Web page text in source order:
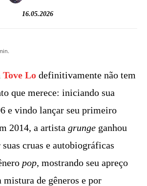
16.05.2026
Tove Lo definitivamente não tem
que merece: iniciando sua
e vindo lançar seu primeiro
2014, a artista grunge ganhou
cruas e autobiográficas
pop, mostrando seu apreço
de gêneros e por